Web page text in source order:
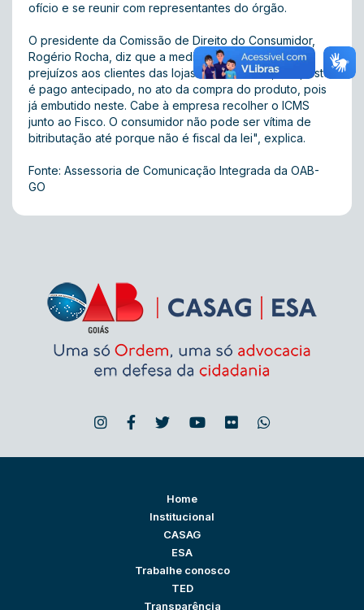
ofício e se reunir com representantes do órgão.
O presidente da Comissão de Direito do Consumidor,
Rogério Rocha, diz que a medida causaria grandes
prejuízos aos clientes das lojas. "Na verdade, o imposto
é pago antecipado, no ato da compra do produto, pois
já embutido neste. Cabe à empresa recolher o ICMS
junto ao Fisco. O consumidor não pode ser vítima de
bitributação até porque não é fiscal da lei", explica.
Fonte: Assessoria de Comunicação Integrada da OAB-
GO
Home
Institucional
CASAG
ESA
Trabalhe conosco
TED
Transparência